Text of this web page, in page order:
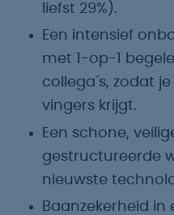
liefst 29%).
Een intensief
met 1-op-1
collega´s, zodat
vingers krijgt.
Een schone,
gestructureerde
nieuwste
Baanzekerheid in